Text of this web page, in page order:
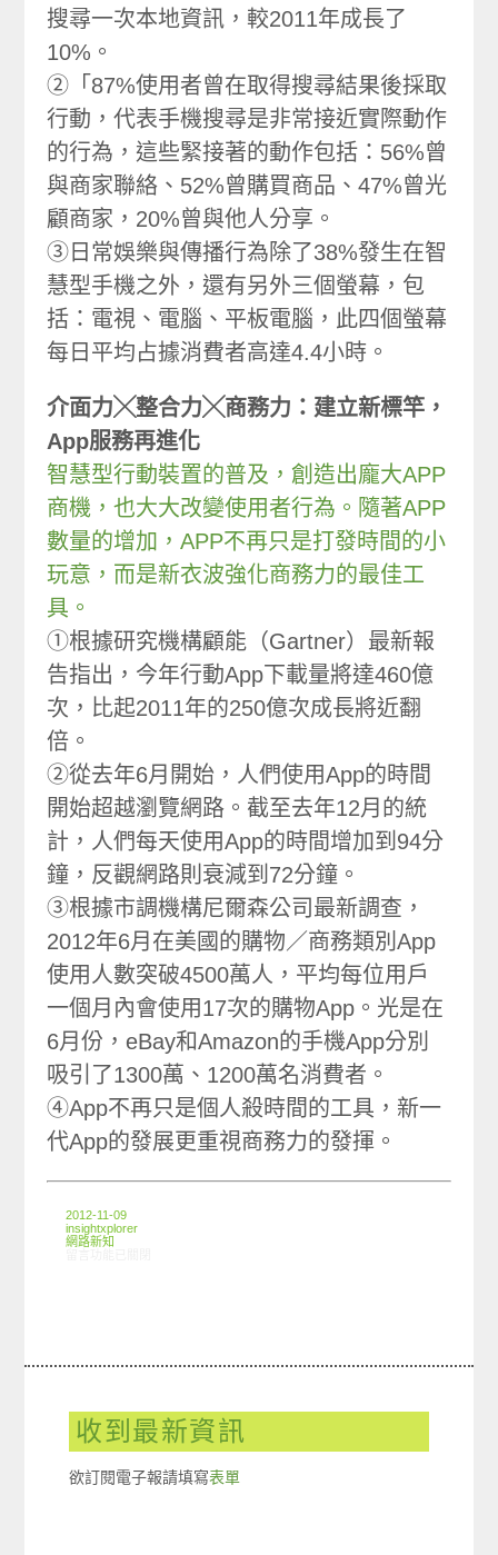
搜尋一次本地資訊，較2011年成長了
10%。
②「87%使用者曾在取得搜尋結果後採取
行動，代表手機搜尋是非常接近實際動作
的行為，這些緊接著的動作包括：56%曾
與商家聯絡、52%曾購買商品、47%曾光
顧商家，20%曾與他人分享。
③日常娛樂與傳播行為除了38%發生在智
慧型手機之外，還有另外三個螢幕，包
括：電視、電腦、平板電腦，此四個螢幕
每日平均占據消費者高達4.4小時。
介面力╳整合力╳商務力：建立新標竿，
App服務再進化
智慧型行動裝置的普及，創造出龐大APP
商機，也大大改變使用者行為。隨著APP
數量的增加，APP不再只是打發時間的小
玩意，而是新衣波強化商務力的最佳工
具。
①根據研究機構顧能（Gartner）最新報
告指出，今年行動App下載量將達460億
次，比起2011年的250億次成長將近翻
倍。
②從去年6月開始，人們使用App的時間
開始超越瀏覽網路。截至去年12月的統
計，人們每天使用App的時間增加到94分
鐘，反觀網路則衰減到72分鐘。
③根據市調機構尼爾森公司最新調查，
2012年6月在美國的購物／商務類別App
使用人數突破4500萬人，平均每位用戶
一個月內會使用17次的購物App。光是在
6月份，eBay和Amazon的手機App分別
吸引了1300萬、1200萬名消費者。
④App不再只是個人殺時間的工具，新一
代App的發展更重視商務力的發揮。
2012-11-09
insightxplorer
網路新知
收到最新資訊
欲訂閱電子報請填寫表單